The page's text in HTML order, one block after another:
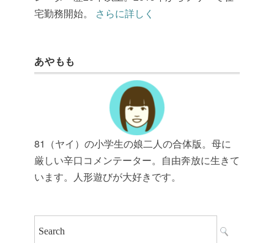
宅勤務開始。 さらに詳しく
あやもも
81（ヤイ）の小学生の娘二人の合体版。母に
厳しい辛口コメンテーター。自由奔放に生きて
います。人形遊びが大好きです。